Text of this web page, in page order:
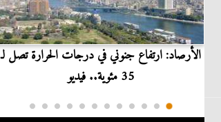
الأرصاد: ارتفاع جنوني في درجات الحرارة تصل لـ
35 مئوية.. فيديو